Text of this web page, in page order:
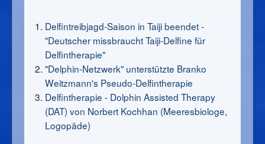
Delfintreibjagd-Saison in Taiji beendet -
"Deutscher missbraucht Taiji-Delfine für
Delfintherapie"
"Delphin-Netzwerk" unterstützte Branko
Weitzmann's Pseudo-Delfintherapie
Delfintherapie - Dolphin Assisted Therapy
(DAT) von Norbert Kochhan (Meeresbiologe,
Logopäde)